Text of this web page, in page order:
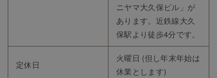
ニヤマ大久保ビル」が
あります。近鉄線大久
保駅より徒歩4分です。
定休日
火曜日 (但し年末年始は
休業とします)